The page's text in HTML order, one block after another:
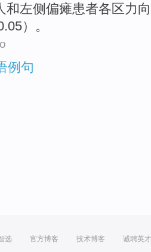
和左侧偏瘫患者各区力
）。
例句
选 官方博客 技术博客 诚聘英才